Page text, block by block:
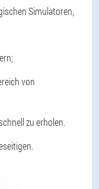
Simulatoren,
von
zu erholen.